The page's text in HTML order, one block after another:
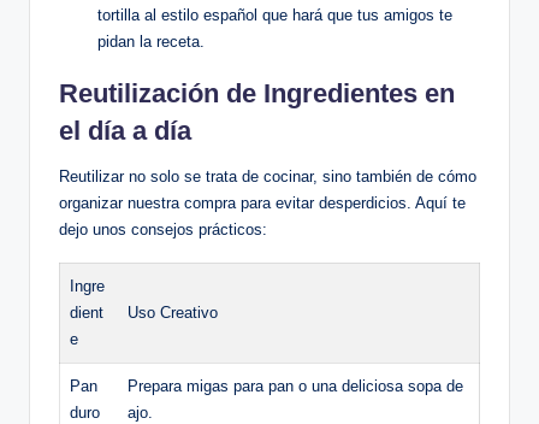
tortilla al estilo español que hará que tus amigos te
pidan la receta.
Reutilización de Ingredientes en
el día a día
Reutilizar no solo se trata de cocinar, sino también de cómo
organizar nuestra compra para evitar desperdicios. Aquí te
dejo unos consejos prácticos:
Ingre
dient
e
Uso Creativo
Pan
duro
Prepara migas para pan o una deliciosa sopa de
ajo.